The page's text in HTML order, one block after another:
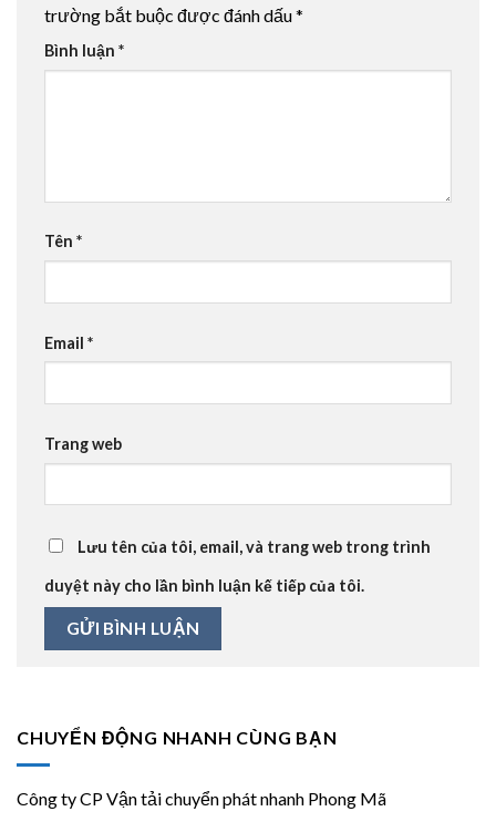
trường bắt buộc được đánh dấu*
Bình luận *
Tên *
Email *
Trang web
Lưu tên của tôi, email, và trang web trong trình
duyệt này cho lần bình luận kế tiếp của tôi.
CHUYỂN ĐỘNG NHANH CÙNG BẠN
Công ty CP Vận tải chuyển phát nhanh Phong Mã